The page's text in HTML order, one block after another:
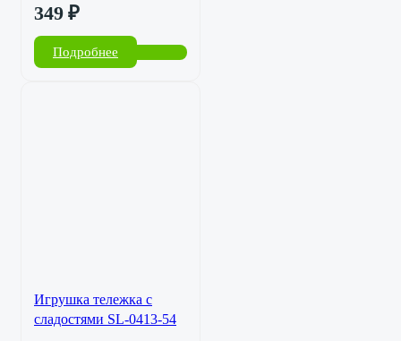
349 ₽
Подробнее
Игрушка тележка с
сладостями SL-0413-54